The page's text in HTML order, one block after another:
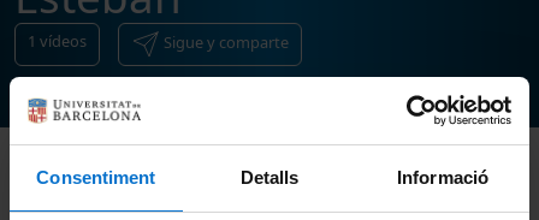
Consentiment Detalls Informació
1 vídeos Sigue y comparte